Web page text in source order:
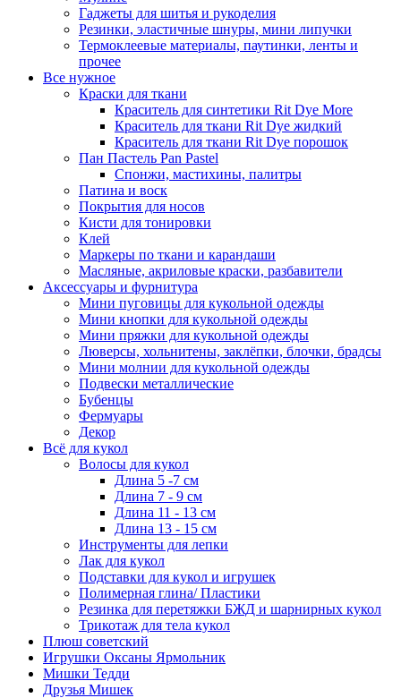
Гаджеты для шитья и рукоделия
Резинки, эластичные шнуры, мини липучки
Термоклеевые материалы, паутинки, ленты и
прочее
Все нужное
Краски для ткани
Краситель для синтетики Rit Dye More
Краситель для ткани Rit Dye жидкий
Краситель для ткани Rit Dye порошок
Пан Пастель Pan Pastel
Спонжи, мастихины, палитры
Патина и воск
Покрытия для носов
Кисти для тонировки
Клей
Маркеры по ткани и карандаши
Масляные, акриловые краски, разбавители
Аксессуары и фурнитура
Мини пуговицы для кукольной одежды
Мини кнопки для кукольной одежды
Мини пряжки для кукольной одежды
Люверсы, хольнитены, заклёпки, блочки, брадсы
Мини молнии для кукольной одежды
Подвески металлические
Бубенцы
Фермуары
Декор
Всё для кукол
Волосы для кукол
Длина 5 -7 см
Длина 7 - 9 см
Длина 11 - 13 см
Длина 13 - 15 см
Инструменты для лепки
Лак для кукол
Подставки для кукол и игрушек
Полимерная глина/ Пластики
Резинка для перетяжки БЖД и шарнирных кукол
Трикотаж для тела кукол
Плюш советский
Игрушки Оксаны Ярмольник
Мишки Тедди
Друзья Мишек